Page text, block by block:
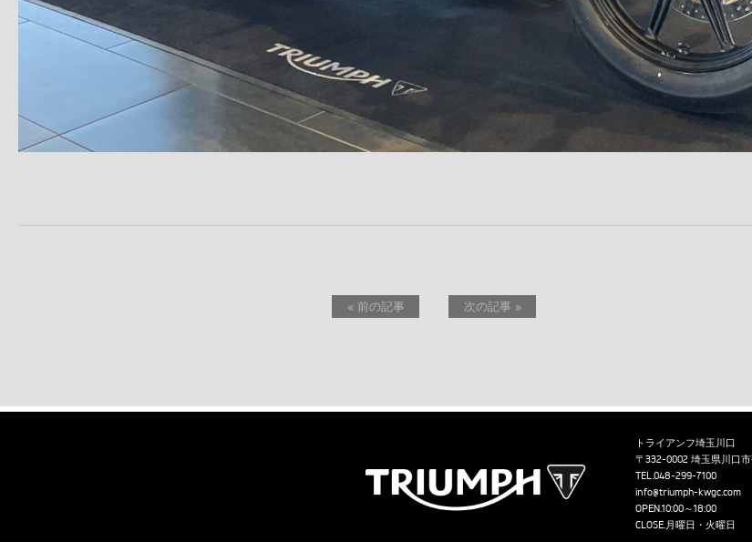
« 前の記事 次の記事 »
トライアンフ埼玉川口
〒332-0002 埼玉県川口
TEL.048-299-7100
info@triumph-kwgc.com
OPEN.10:00～18:00
CLOSE.月曜日・火曜日